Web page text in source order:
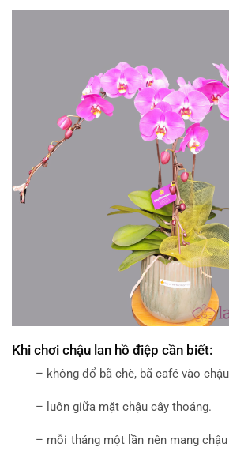
Khi chơi chậu lan hồ điệp cần biết:
– không đổ bã chè, bã café vào
– luôn giữa mặt chậu cây thoáng.
– mỗi tháng một lần nên mang